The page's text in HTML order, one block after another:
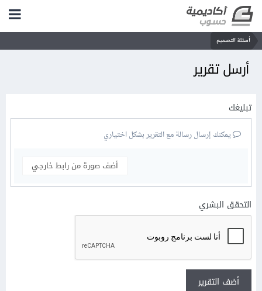
أسئلة التصميم
أرسل تقرير
تبليغك
يمكنك إرسال رسالة مع التقرير بشكل اختياري
أضف صورة من رابط خارجي
التحقق البشري
أضف التقرير